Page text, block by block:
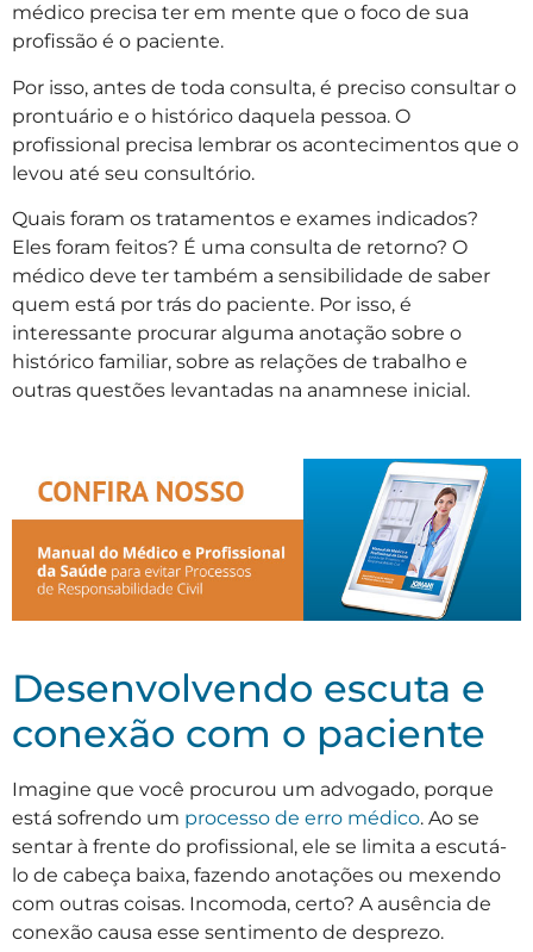
médico precisa ter em mente que o foco de sua
profissão é o paciente.
Por isso, antes de toda consulta, é preciso consultar o
prontuário e o histórico daquela pessoa. O
profissional precisa lembrar os acontecimentos que o
levou até seu consultório.
Quais foram os tratamentos e exames indicados?
Eles foram feitos? É uma consulta de retorno? O
médico deve ter também a sensibilidade de saber
quem está por trás do paciente. Por isso, é
interessante procurar alguma anotação sobre o
histórico familiar, sobre as relações de trabalho e
outras questões levantadas na anamnese inicial.
Desenvolvendo escuta e
conexão com o paciente
Imagine que você procurou um advogado, porque
está sofrendo um processo de erro médico. Ao se
sentar à frente do profissional, ele se limita a escutá-
lo de cabeça baixa, fazendo anotações ou mexendo
com outras coisas. Incomoda, certo? A ausência de
conexão causa esse sentimento de desprezo.